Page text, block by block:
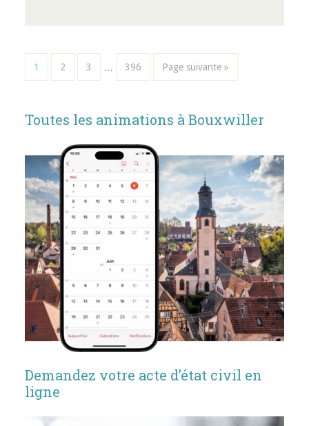
1 2 3 396 Page suivante »
Toutes les animations à Bouxwiller
Demandez votre acte d’état civil en
ligne